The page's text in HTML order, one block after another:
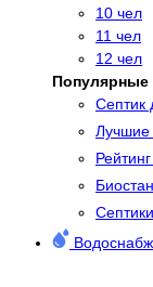
10 чел
11 чел
12 чел
Популярные
Cептик
Лучшие